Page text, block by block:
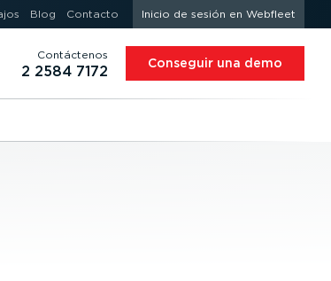
Blog Contacto Inicio de sesión en Webfleet
Contáctenos
2 2584 7172 Conseguir una demo